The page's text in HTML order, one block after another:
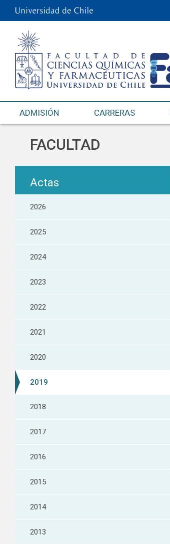
ADMISIÓN CARRERAS
FACULTAD
Actas
2026
2025
2024
2023
2022
2021
2020
2019
2018
2017
2016
2015
2014
2013